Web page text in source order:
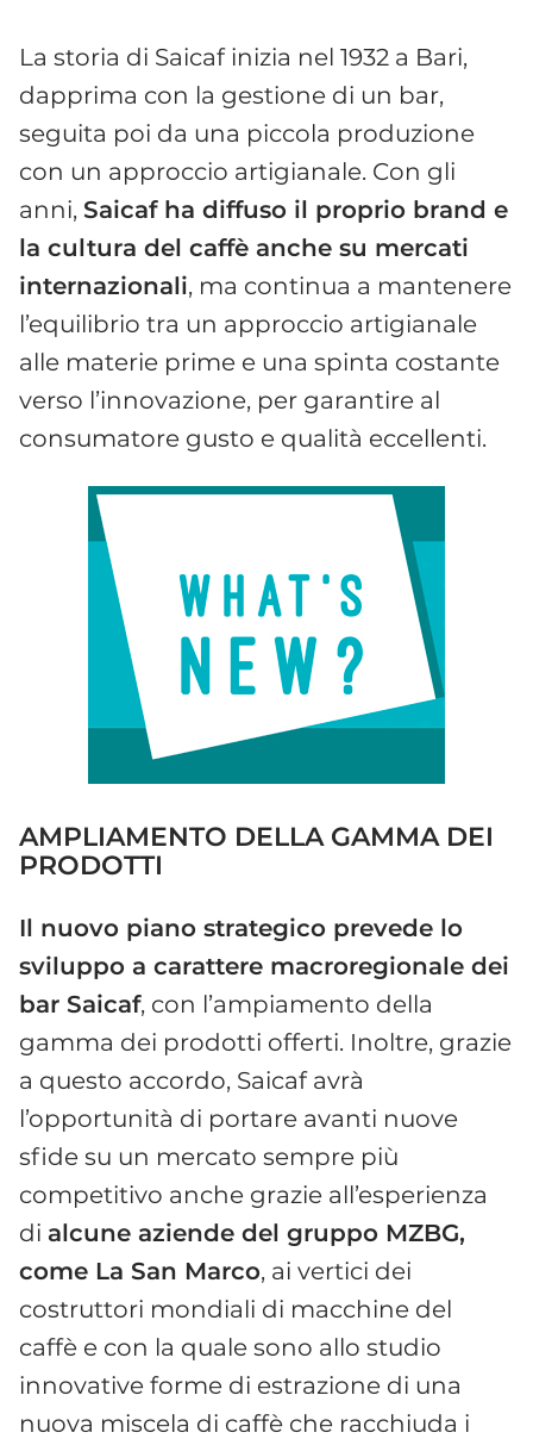
La storia di Saicaf inizia nel 1932 a Bari,
dapprima con la gestione di un bar,
seguita poi da una piccola produzione
con un approccio artigianale. Con gli
anni, Saicaf ha diffuso il proprio brand e
la cultura del caffè anche su mercati
internazionali, ma continua a mantenere
l’equilibrio tra un approccio artigianale
alle materie prime e una spinta costante
verso l’innovazione, per garantire al
consumatore gusto e qualità eccellenti.
AMPLIAMENTO DELLA GAMMA DEI
PRODOTTI
Il nuovo piano strategico prevede lo
sviluppo a carattere macroregionale dei
bar Saicaf, con l’ampiamento della
gamma dei prodotti offerti. Inoltre, grazie
a questo accordo, Saicaf avrà
l’opportunità di portare avanti nuove
sfide su un mercato sempre più
competitivo anche grazie all’esperienza
di alcune aziende del gruppo MZBG,
come La San Marco, ai vertici dei
costruttori mondiali di macchine del
caffè e con la quale sono allo studio
innovative forme di estrazione di una
nuova miscela di caffè che racchiuda i